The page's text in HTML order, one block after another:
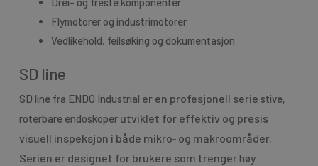
Flymotorer og industrimotorer
Vedlikehold, feilsøking og dokumentasjon
SD line
SD line fra ENDO Industrial er en profesjonell serie stive,
roterbare endoskoperutviklet for effektiv og presis
visuell inspeksjon i både mikro‑ og makroområder.
Serien er designet for brukere som trenger høy